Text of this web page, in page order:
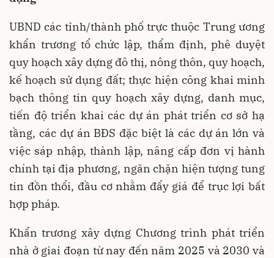
UBND các tỉnh/thành phố trực thuộc Trung ương
khẩn trương tổ chức lập, thẩm định, phê duyệt
quy hoạch xây dựng đô thị, nông thôn, quy hoạch,
kế hoạch sử dụng đất; thực hiện công khai minh
bạch thông tin quy hoạch xây dựng, danh mục,
tiến độ triển khai các dự án phát triển cơ sở hạ
tầng, các dự án BĐS đặc biệt là các dự án lớn và
việc sáp nhập, thành lập, nâng cấp đơn vị hành
chính tại địa phương, ngăn chặn hiện tượng tung
tin đồn thổi, đầu cơ nhằm đẩy giá để trục lợi bất
hợp pháp.
Khẩn trương xây dựng Chương trình phát triển
nhà ở giai đoạn từ nay đến năm 2025 và 2030 và